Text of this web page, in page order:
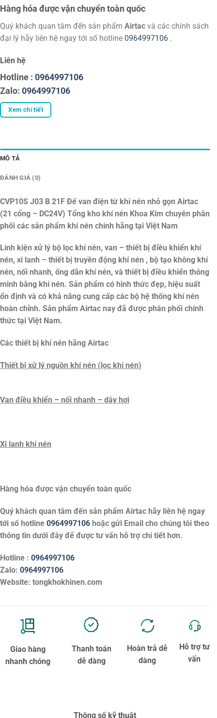
Hàng hóa được vận chuyển toàn quốc
Quý khách quan tâm đến sản phẩm Airtac và các chính sách
đại lý hãy liên hệ ngay tới số hotline 0964997106 .
Liên hệ
Hotline : 0964997106
Zalo: 0964997106
Xem chi tiết
MÔ TẢ
ĐÁNH GIÁ (0)
CVP10S J03 B 21F Đế van điện từ khí nén nhỏ gọn Airtac
(21 cổng – DC24V) Tổng kho khí nén Khoa Kim chuyên phân
phối các sản phẩm khí nén chính hãng tại Việt Nam
Linh kiện xử lý bộ lọc khí nén, van – thiết bị điều khiển khí
nén, xi lanh – thiết bị truyền động khí nén , bộ tạo không khí
nén, nối nhanh, ống dẫn khí nén, và thiết bị điều khiển thông
minh bằng khí nén. Sản phẩm có hình thức đẹp, hiệu suất
ổn định và có khả năng cung cấp các bộ hệ thống khí nén
hoàn chỉnh. Sản phẩm Airtac nay đã được phân phối chính
thức tại Việt Nam.
Các thiết bị khí nén hãng Airtac
Thiết bị xử lý nguồn khí nén (lọc khí nén)
Van điều khiển – nối nhanh – dây hơi
Xi lanh khí nén
Hàng hóa được vận chuyển toàn quốc
Quý khách quan tâm đến sản phẩm Airtac hãy liên hệ ngay
tới số hotline 0964997106 hoặc gửi Email cho chúng tôi theo
thông tin dưới đây để được tư vấn hỗ trợ chi tiết hơn.
Hotline : 0964997106
Zalo: 0964997106
Website: tongkhokhinen.com
Giao hàng
nhanh chóng
Thanh toán
dễ dàng
Hoàn trả dễ
dàng
Hỗ trợ tư
vấn
Thông số kỹ thuật